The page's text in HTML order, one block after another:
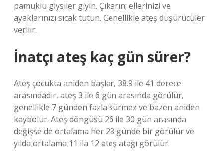
pamuklu giysiler giyin. Çıkarın; ellerinizi ve
ayaklarınızı sıcak tutun. Genellikle ateş düşürücüler
verilir.
İnatçı ateş kaç gün sürer?
Ateş çocukta aniden başlar, 38.9 ile 41 derece
arasındadır, ateş 3 ile 6 gün arasında görülür,
genellikle 7 günden fazla sürmez ve bazen aniden
kaybolur. Ateş döngüsü 26 ile 30 gün arasında
değişse de ortalama her 28 günde bir görülür ve
yılda ortalama 11 ila 12 ateş atağı görülür.